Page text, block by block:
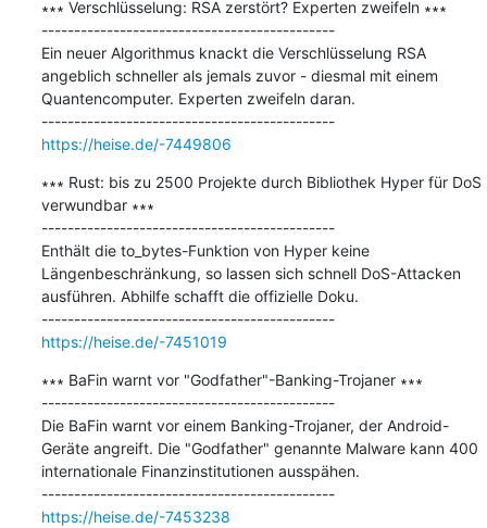
∗∗∗ Verschlüsselung: RSA zerstört? Experten zweifeln ∗∗∗
---------------------------------------------
Ein neuer Algorithmus knackt die Verschlüsselung RSA
angeblich schneller als jemals zuvor - diesmal mit einem
Quantencomputer. Experten zweifeln daran.
---------------------------------------------
https://heise.de/-7449806
∗∗∗ Rust: bis zu 2500 Projekte durch Bibliothek Hyper für DoS
verwundbar ∗∗∗
---------------------------------------------
Enthält die to_bytes-Funktion von Hyper keine
Längenbeschränkung, so lassen sich schnell DoS-Attacken
ausführen. Abhilfe schafft die offizielle Doku.
---------------------------------------------
https://heise.de/-7451019
∗∗∗ BaFin warnt vor "Godfather"-Banking-Trojaner ∗∗∗
---------------------------------------------
Die BaFin warnt vor einem Banking-Trojaner, der Android-
Geräte angreift. Die "Godfather" genannte Malware kann 400
internationale Finanzinstitutionen ausspähen.
---------------------------------------------
https://heise.de/-7453238